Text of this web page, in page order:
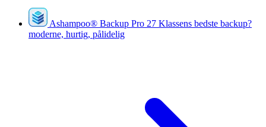
Ashampoo® Backup Pro 27 Klassens bedste backup?
moderne, hurtig, pålidelig